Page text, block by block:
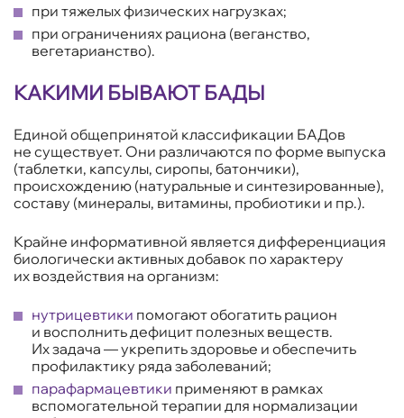
при тяжелых физических нагрузках;
при ограничениях рациона (веганство,
вегетарианство).
КАКИМИ БЫВАЮТ БАДЫ
Единой общепринятой классификации БАДов
не существует. Они различаются по форме выпуска
(таблетки, капсулы, сиропы, батончики),
происхождению (натуральные и синтезированные),
составу (минералы, витамины, пробиотики и пр.).
Крайне информативной является дифференциация
биологически активных добавок по характеру
их воздействия на организм:
нутрицевтики помогают обогатить рацион
и восполнить дефицит полезных веществ.
Их задача — укрепить здоровье и обеспечить
профилактику ряда заболеваний;
парафармацевтики применяют в рамках
вспомогательной терапии для нормализации